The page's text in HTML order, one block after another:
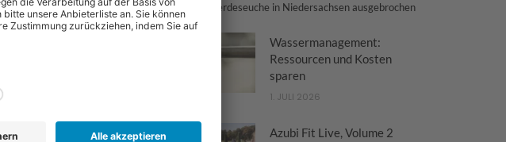
Tödliche Pferdeseuche in Niedersachsen ausgebrochen
Wassermanagement:
Ressourcen und Kosten
sparen
1. JULI 2026
Azubi Fit Live, Volume 2